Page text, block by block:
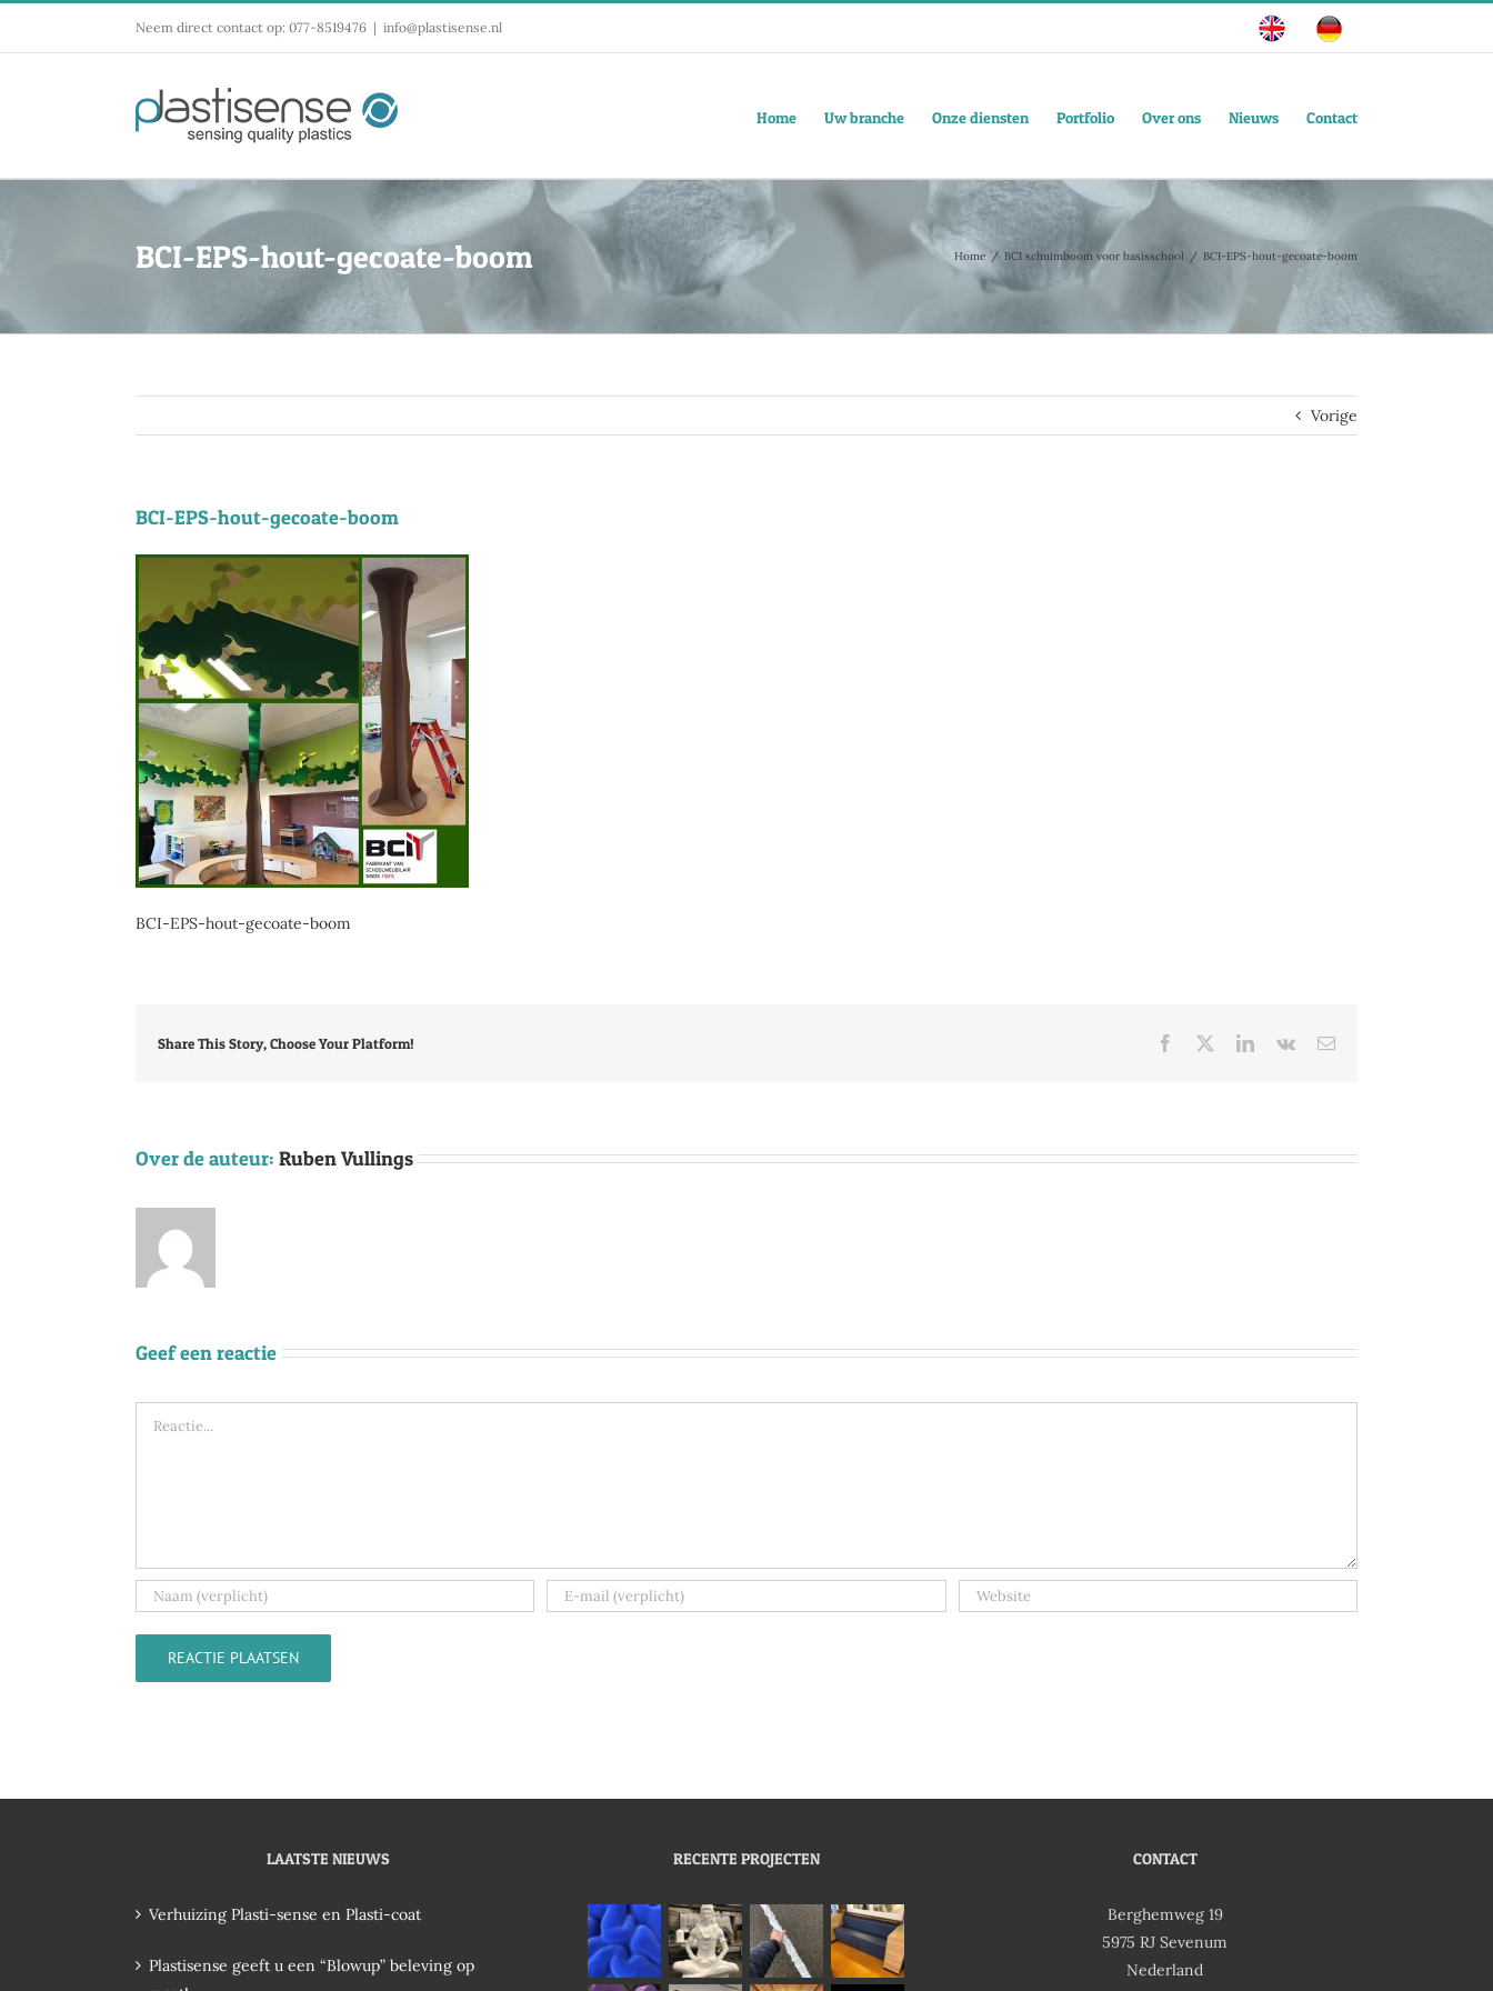
Neem direct contact op: 077-8519476 | info@plastisense.nl
Home Uw branche Onze diensten Portfolio Over ons Nieuws Contact
BCI-EPS-hout-gecoate-boom Home BCI schuimboom voor basisschool BCI-EPS-hout-gecoate-boom
Vorige
BCI-EPS-hout-gecoate-boom
BCI-EPS-hout-gecoate-boom
Share This Story, Choose Your Platform! Facebook LinkedIn
Vk
E-
Over de auteur: Ruben Vullings
Geef een reactie
LAATSTE NIEUWS
Verhuizing Plasti-sense en Plasti-coat
Plastisense geeft u een “Blowup” beleving op
RECENTE PROJECTEN CONTACT
Berghemweg 19
5975 RJ Sevenum
Nederland